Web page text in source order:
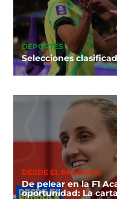
DEPORTES
Selecciones
DESDE EL PADDOCK
De pelear en la F1
oportunidad: La